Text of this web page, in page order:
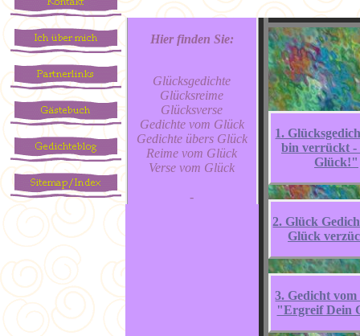
Hier finden Sie:
Glücksgedichte
Glücksreime
Glücksverse
Gedichte vom Glück
Gedichte übers Glück
Reime vom Glück
Verse vom Glück
-
1.
bin verrückt -
Glück!"
2. Glück
Glück
3. Gedicht
"Ergreif Dein